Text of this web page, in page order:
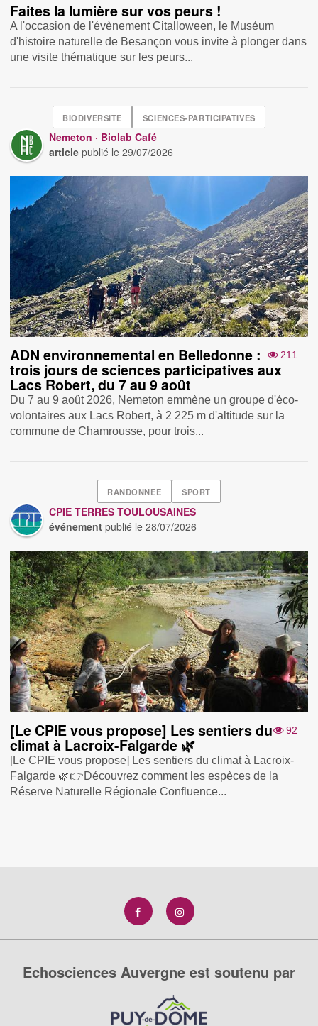
Faites la lumière sur vos peurs !
A l'occasion de l'évènement Citalloween, le Muséum
d'histoire naturelle de Besançon vous invite à plonger dans
une visite thématique sur les peurs...
BIODIVERSITE SCIENCES-PARTICIPATIVES
Nemeton · Biolab Café
article publié le29/07/2026
211
ADN environnemental en Belledonne :
trois jours de sciences participatives aux
Lacs Robert, du 7 au 9 août
Du 7 au 9 août 2026, Nemeton emmène un groupe d'éco-
volontaires aux Lacs Robert, à 2 225 m d'altitude sur la
commune de Chamrousse, pour trois...
RANDONNEE SPORT
CPIE TERRES TOULOUSAINES
événement publié le28/07/2026
92
[Le CPIE vous propose] Les sentiers du
climat à Lacroix-Falgarde 🌿
[Le CPIE vous propose] Les sentiers du climat à Lacroix-
Falgarde 🌿👉Découvrez comment les espèces de la
Réserve Naturelle Régionale Confluence...
Echosciences Auvergne est soutenu par